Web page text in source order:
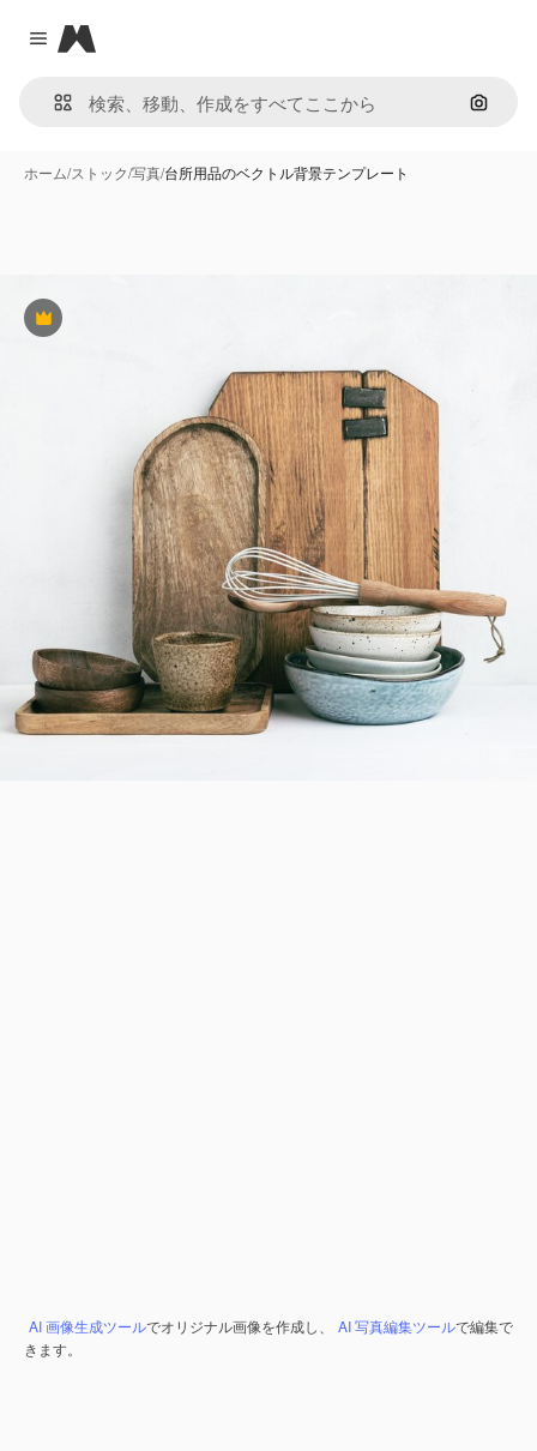
Close menu
Magnific
画像で
ホーム/ストック/写真/台所用品のベクトル背景テンプレート
Premium
AI 画像生成ツールでオリジナル画像を作成し、 AI 写真編集ツールで編集で
きます。